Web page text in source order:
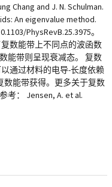
Chang and J. N. Schulman.
An eigenvalue method.
PhysRevB.25.3975。
数能带上不同点的波函数
能带则呈现衰减态。 复数
通过材料的电导-长度依赖
数能带获得。更多关于复数
考： Jensen, A. et al.